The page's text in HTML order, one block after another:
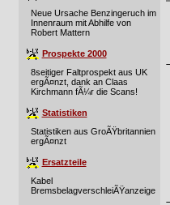
Neue Ursache Benzingeruch im
Innenraum mit Abhilfe von
Robert Mattern
Prospekte 2000
8seitiger Faltprospekt aus UK
ergÃ¤nzt, dank an Claas
Kirchmann fÃ¼r die Scans!
Statistiken
Statistiken aus GroÃŸbritannien
ergÃ¤nzt
Ersatzteile
Kabel
BremsbelagverschleiÃŸanzeige